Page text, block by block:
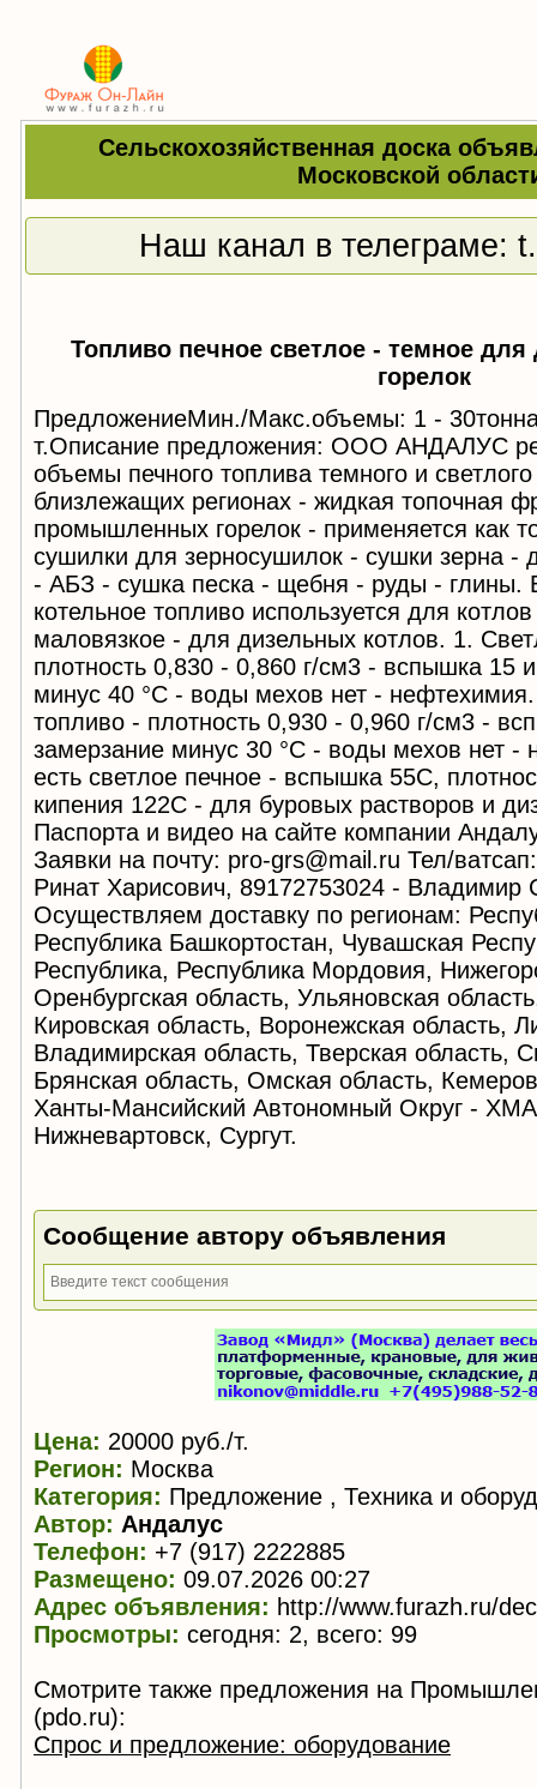
Сельскохозяйственная доска
Московской
Наш канал в телеграме:
Топливо печное светлое - темное
горелок
ПредложениеМин./Макс.объемы: 1 -
т.Описание предложения: ООО АНДАЛУС
объемы печного топлива темного и
близлежащих регионах - жидкая топочная
промышленных горелок - применяется как
сушилки для зерносушилок - сушки зерна -
- АБЗ - сушка песка - щебня - руды - глины.
котельное топливо используется для
маловязкое - для дизельных котлов. 1.
плотность 0,830 - 0,860 г/см3 - вспышка 15
минус 40 °С - воды мехов нет -
топливо - плотность 0,930 - 0,960 г/см3 -
замерзание минус 30 °С - воды мехов нет -
есть светлое печное - вспышка 55С,
кипения 122С - для буровых растворов и
Паспорта и видео на сайте компании
Заявки на почту: pro-grs@mail.ru Тел/
Ринат Харисович, 89172753024 - Владимир
Осуществляем доставку по регионам:
Республика Башкортостан, Чувашская
Республика, Республика Мордовия,
Оренбургская область, Ульяновская
Кировская область, Воронежская область,
Владимирская область, Тверская область,
Брянская область, Омская область,
Ханты-Мансийский Автономный Округ -
Нижневартовск, Сургут.
Сообщение автору объявления
Цена: 20000 руб./т.
Регион: Москва
Категория: Предложение , Техника и
Автор: Андалус
Телефон: +7 (917) 2222885
Размещено: 09.07.2026 00:27
Адрес объявления: http://www.furazh.ru/
Просмотры: сегодня: 2, всего: 99
Смотрите также предложения на
(pdo.ru):
Спрос и предложение: оборудование